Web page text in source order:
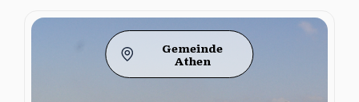
Gemeinde
Athen